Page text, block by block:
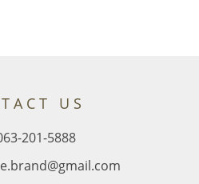
A C T U S
201-5888